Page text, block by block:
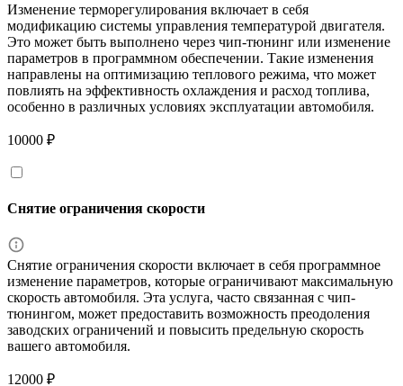
Изменение терморегулирования включает в себя
модификацию системы управления температурой двигателя.
Это может быть выполнено через чип-тюнинг или изменение
параметров в программном обеспечении. Такие изменения
направлены на оптимизацию теплового режима, что может
повлиять на эффективность охлаждения и расход топлива,
особенно в различных условиях эксплуатации автомобиля.
10000 ₽
Снятие ограничения скорости
Снятие ограничения скорости включает в себя программное
изменение параметров, которые ограничивают максимальную
скорость автомобиля. Эта услуга, часто связанная с чип-
тюнингом, может предоставить возможность преодоления
заводских ограничений и повысить предельную скорость
вашего автомобиля.
12000 ₽